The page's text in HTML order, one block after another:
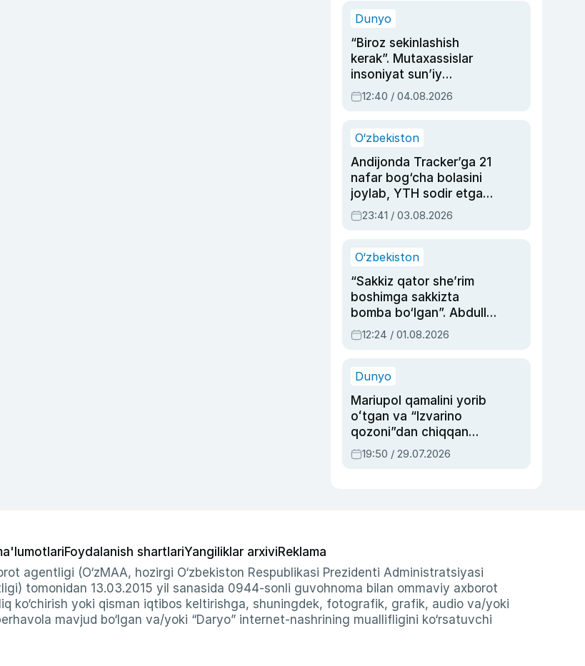
Dunyo
“Biroz sekinlashish
kerak”. Mutaxassislar
insoniyat sun’iy
intellektni boshqara
olmay qolishidan xavotir
12:40 / 04.08.2026
O‘zbekiston
Andijonda Tracker’ga 21
nafar bog‘cha bolasini
joylab, YTH sodir etgan
ayolga sud hukmi o‘qildi
23:41 / 03.08.2026
O‘zbekiston
“Sakkiz qator she’rim
boshimga sakkizta
bomba bo‘lgan”. Abdulla
Oripovni siyosiy
ayblovlardan asrab
12:24 / 01.08.2026
Dunyo
Mariupol qamalini yorib
oʻtgan va “Izvarino
qozoni”dan chiqqan
qahramon — Ukraina
armiyasi bosh
19:50 / 29.07.2026
Foydalanish shartlariYangiliklar arxiviReklama
agentligi (O‘zMAA, hozirgi O‘zbekiston Respublikasi Prezidenti Administratsiyasi
tomonidan 13.03.2015 yil sanasida 0944-sonli guvohnoma bilan ommaviy axborot
ko‘chirish yoki qisman iqtibos keltirishga, shuningdek, fotografik, grafik, audio va/yoki
mavjud bo‘lgan va/yoki “Daryo” internet-nashrining muallifligini ko‘rsatuvchi